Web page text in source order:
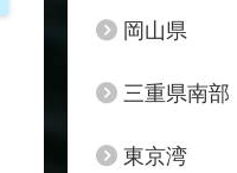
岡山県
三重県南部
東京湾